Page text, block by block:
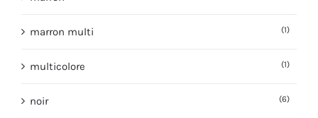
marron multi (1)
multicolore (1)
noir (6)